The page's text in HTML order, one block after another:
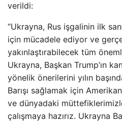
verildi:
“Ukrayna, Rus işgalinin ilk
için mücadele ediyor ve
yakınlaştırabilecek tüm
Ukrayna, Başkan Trump’ın
yönelik önerilerini yılın
Barışı sağlamak için
ve dünyadaki
çalışmaya hazırız. Ukrayna